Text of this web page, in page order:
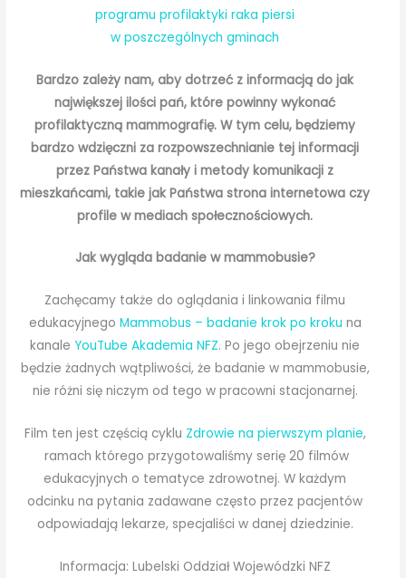
programu profilaktyki raka piersi
w poszczególnych gminach
Bardzo zależy nam, aby dotrzeć z informacją do jak
największej ilości pań, które powinny wykonać
profilaktyczną mammografię. W tym celu, będziemy
bardzo wdzięczni za rozpowszechnianie tej informacji
przez Państwa kanały i metody komunikacji z
mieszkańcami, takie jak Państwa strona internetowa czy
profile w mediach społecznościowych.
Jak wygląda badanie w mammobusie?
Zachęcamy także do oglądania i linkowania filmu
edukacyjnego Mammobus – badanie krok po kroku na
kanaleYouTube Akademia NFZ. Po jego obejrzeniu nie
będzie żadnych wątpliwości, że badanie w mammobusie,
nie różni się niczym od tego w pracowni stacjonarnej.
Film ten jest częścią cyklu Zdrowie na pierwszym planie,
ramach którego przygotowaliśmy serię 20 filmów
edukacyjnych o tematyce zdrowotnej. W każdym
odcinku na pytania zadawane często przez pacjentów
odpowiadają lekarze, specjaliści w danej dziedzinie.
Informacja: Lubelski Oddział Wojewódzki NFZ